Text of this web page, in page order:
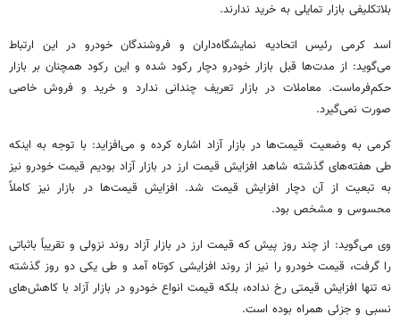
بلاتکلیفی بازار تمایلی به خرید ندارند.
اسد کرمی رئیس اتحادیه نمایشگاه‌داران و فروشندگان خودرو در این ارتباط
می‌گوید: از مدت‌ها قبل بازار خودرو دچار رکود شده و این رکود همچنان بر بازار
حکم‌فرماست. معاملات در بازار تعریف چندانی ندارد و خرید و فروش خاصی
صورت نمی‌گیرد.
کرمی به وضعیت قیمت‌ها در بازار آزاد اشاره کرده و می‌افزاید: با توجه به اینکه
طی هفته‌های گذشته شاهد افزایش قیمت ارز در بازار آزاد بودیم قیمت خودرو نیز
به تبعیت از آن دچار افزایش قیمت شد. افزایش قیمت‌ها در بازار نیز کاملاً
محسوس و مشخص بود.
وی می‌گوید: از چند روز پیش که قیمت ارز در بازار آزاد روند نزولی و تقریباً باثباتی
را گرفت، قیمت خودرو را نیز از روند افزایشی کوتاه آمد و طی یکی دو روز گذشته
نه تنها افزایش قیمتی رخ نداده، بلکه قیمت انواع خودرو در بازار آزاد با کاهش‌های
نسبی و جزئی همراه بوده است.